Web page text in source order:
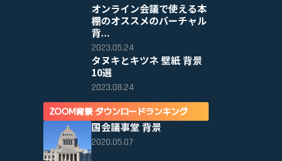
オンライン会議で使える本
棚のオススメのバーチャル
背...
2023.05.24
タヌキとキツネ 壁紙 背景
10選
2023.08.24
ZOOM背景 ダウンロードランキング
国会議事堂 背景
2020.05.07